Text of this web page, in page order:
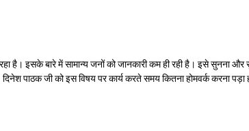
है। इसके बारे में सामान्य जनों को जानकारी कम ही रही है। इसे सुनना
पाठक जी को इस विषय पर कार्य करते समय कितना होमवर्क करना पड़ा